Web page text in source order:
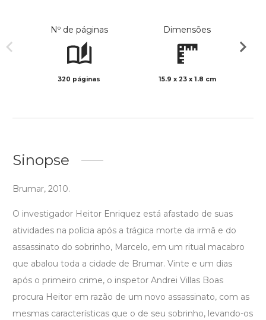
Nº de páginas
320 páginas
Dimensões
15.9 x 23 x 1.8 cm
Sinopse
Brumar, 2010.
O investigador Heitor Enriquez está afastado de suas
atividades na polícia após a trágica morte da irmã e do
assassinato do sobrinho, Marcelo, em um ritual macabro
que abalou toda a cidade de Brumar. Vinte e um dias
após o primeiro crime, o inspetor Andrei Villas Boas
procura Heitor em razão de um novo assassinato, com as
mesmas características que o de seu sobrinho, levando-os